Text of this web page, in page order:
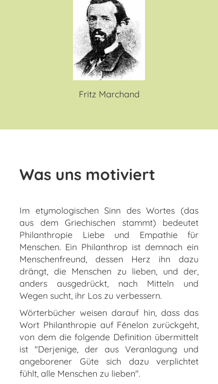
Fritz Marchand
Was uns motiviert
Im etymologischen Sinn des Wortes (das
aus dem Griechischen stammt) bedeutet
Philanthropie Liebe und Empathie für
Menschen. Ein Philanthrop ist demnach ein
Menschenfreund, dessen Herz ihn dazu
drängt, die Menschen zu lieben, und der,
anders ausgedrückt, nach Mitteln und
Wegen sucht, ihr Los zu verbessern.
Wörterbücher weisen darauf hin, dass das
Wort Philanthropie auf Fénelon zurückgeht,
von dem die folgende Definition übermittelt
ist "Derjenige, der aus Veranlagung und
angeborener Güte sich dazu verplichtet
fühlt, alle Menschen zu lieben".